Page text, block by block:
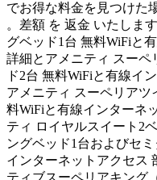
でお得な料金を見つけた
。差額 を 返金 いたしま
グベッド1台 無料WiFiと
詳細とアメニティ スーペ
ド2台 無料WiFiと有線イ
アメニティ スーペリア
料WiFiと有線インターネ
ティ ロイヤルスイート2
ングベッド1台およびセ
インターネットアクセス